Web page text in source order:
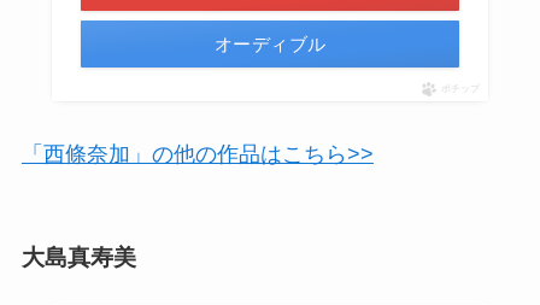
オーディブル
ポチップ
「西條奈加」の他の作品はこちら>>
大島真寿美